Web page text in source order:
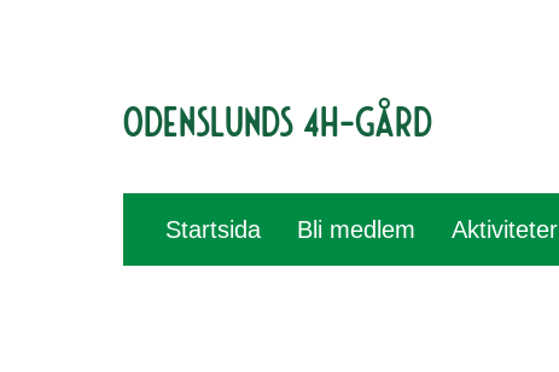
Odenslunds 4H-gård
Startsida Bli medlem Aktiviteter